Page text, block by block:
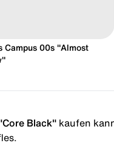
Campus 00s "Almost
Black" kaufen